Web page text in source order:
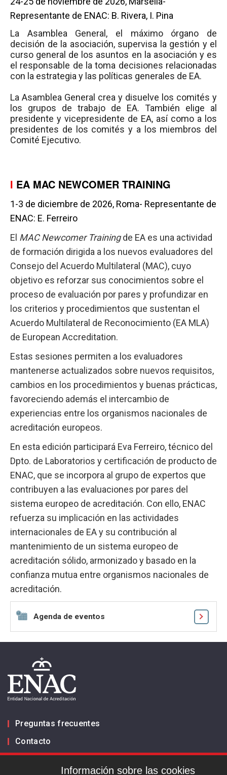
Representante de ENAC: B. Rivera, I. Pina
La Asamblea General, el máximo órgano de
decisión de la asociación, supervisa la gestión y el
curso general de los asuntos en la asociación y es
el responsable de la toma decisiones relacionadas
con la estrategia y las políticas generales de EA.
La Asamblea General crea y disuelve los comités y
los grupos de trabajo de EA. También elige al
presidente y vicepresidente de EA, así como a los
presidentes de los comités y a los miembros del
Comité Ejecutivo.
I EA MAC NEWCOMER TRAINING
1-3 de diciembre de 2026, Roma- Representante de
ENAC: E. Ferreiro
El MAC Newcomer Trainingde EA es una actividad
de formación dirigida a los nuevos evaluadores del
Consejo del Acuerdo Multilateral (MAC), cuyo
objetivo es reforzar sus conocimientos sobre el
proceso de evaluación por pares y profundizar en
los criterios y procedimientos que sustentan el
Acuerdo Multilateral de Reconocimiento (EA MLA)
de European Accreditation.
Estas sesiones permiten a los evaluadores
mantenerse actualizados sobre nuevos requisitos,
cambios en los procedimientos y buenas prácticas,
favoreciendo además el intercambio de
experiencias entre los organismos nacionales de
acreditación europeos.
En esta edición participará Eva Ferreiro, técnico del
Dpto. de Laboratorios y certificación de producto de
ENAC, que se incorpora al grupo de expertos que
contribuyen a las evaluaciones por pares del
sistema europeo de acreditación. Con ello, ENAC
refuerza su implicación en las actividades
internacionales de EA y su contribución al
mantenimiento de un sistema europeo de
acreditación sólido, armonizado y basado en la
confianza mutua entre organismos nacionales de
acreditación.
Agenda de eventos
Preguntas frecuentes
Contacto
Información sobre las cookies